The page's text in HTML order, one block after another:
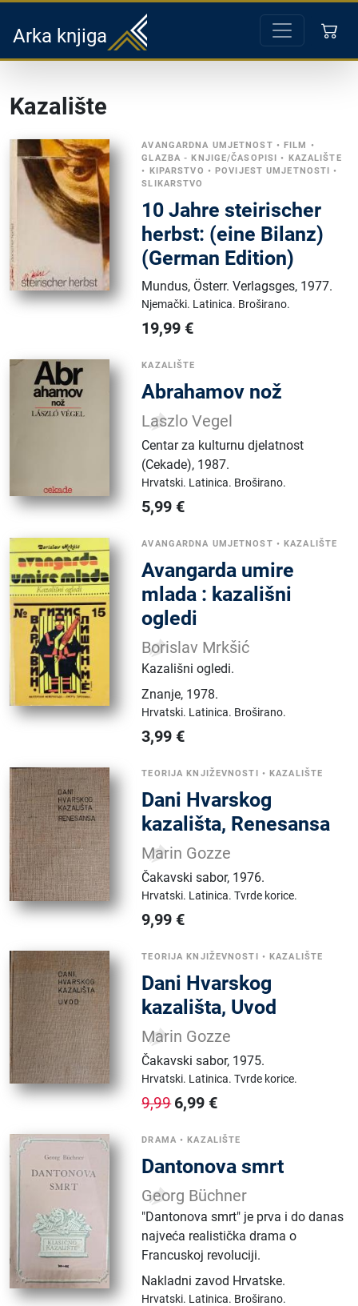
Arka knjiga
Kazalište
AVANGARDNA UMJETNOST •FILM •
GLAZBA - KNJIGE/ČASOPISI • KAZALIŠTE
• KIPARSTVO •POVIJEST UMJETNOSTI •
SLIKARSTVO
10 Jahre steirischer
herbst: (eine Bilanz)
(German Edition)
Mundus, Österr. Verlagsges, 1977.
Njemački. Latinica. Broširano.
19,99 €
KAZALIŠTE
Abrahamov nož
Laszlo Vegel
Centar za kulturnu djelatnost
(Cekade), 1987.
Hrvatski. Latinica. Broširano.
5,99 €
AVANGARDNA UMJETNOST •KAZALIŠTE
Avangarda umire
mlada : kazališni
ogledi
Borislav Mrkšić
Kazališni ogledi.
Znanje, 1978.
Hrvatski. Latinica. Broširano.
3,99 €
TEORIJA KNJIŽEVNOSTI •KAZALIŠTE
Dani Hvarskog
kazališta, Renesansa
Marin Gozze
Čakavski sabor, 1976.
Hrvatski. Latinica.Tvrde korice.
9,99 €
TEORIJA KNJIŽEVNOSTI •KAZALIŠTE
Dani Hvarskog
kazališta, Uvod
Marin Gozze
Čakavski sabor, 1975.
Hrvatski. Latinica.Tvrde korice.
9,99 6,99 €
DRAMA •KAZALIŠTE
Dantonova smrt
Georg Büchner
"Dantonova smrt" je prva i do danas
najveća realistička drama o
Francuskoj revoluciji.
Nakladni zavod Hrvatske.
Hrvatski. Latinica. Broširano.